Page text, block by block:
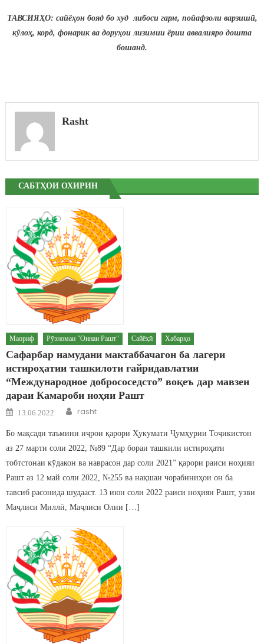
ТАВСИЯҲО: сайёҳон бояд бо худ либоси гарм, пойафзоли варзишӣ,
кўлоҳ, корд, фонарик ва доруҳои лизимии ёрии аввалияро дошта
бошанд.
Rasht
САБТҲОИ ОХИРИН
Маориф Рӯзномаи "Оинаи Рашт" Сайёҳӣ Хабарҳо
Сафарбар намудани мактаббачагон ба лагери
истироҳатии ташкилоти ғайридавлатии
“Международное добрососедсто” воқеъ дар мавзеи
дараи Камароби ноҳяи Рашт
Posted on
13.06.2022 Author
rasht
Бо мақсади таъмини иҷрои қарори Ҳукумати Ҷумҳурии Тоҷикистон
аз 27 марти соли 2022, №89 “Дар бораи ташкили истироҳати
тобтстонаи кӯдакон ва наврасон дар соли 2021” қарори раиси ноҳияи
Рашт аз 12 май соли 2022, №255 ва нақшаи чорабиниҳои он ба
тавсиб расонида шудааст. 13 июн соли 2022 раиси ноҳияи Рашт, узви
Маҷлиси Миллӣ, Маҷлиси Олии […]